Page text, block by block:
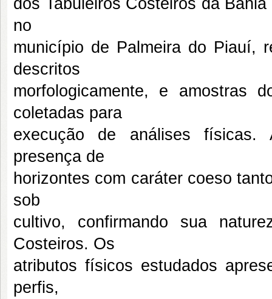
dos Tabuleiros Costeiros da
no
município de Palmeira do Piauí,
descritos
morfologicamente, e amostras
coletadas para
execução de análises físicas.
presença de
horizontes com caráter coeso
sob
cultivo, confirmando sua
Costeiros. Os
atributos físicos estudados
perfis,